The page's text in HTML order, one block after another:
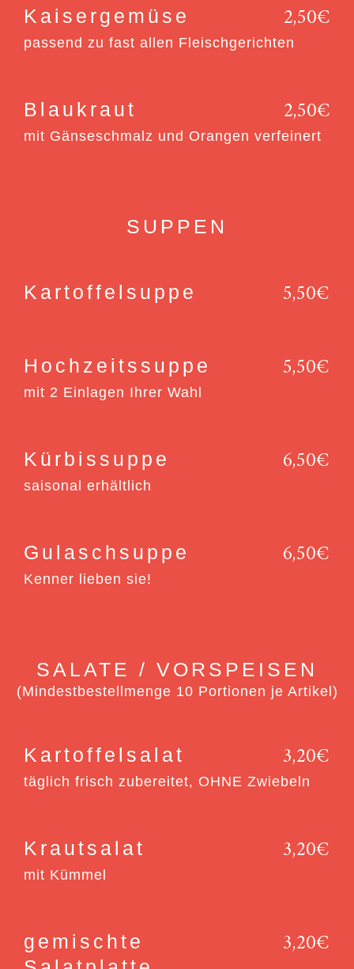
Kaisergemüse 2,50€
passend zu fast allen Fleischgerichten
Blaukraut 2,50€
mit Gänseschmalz und Orangen verfeinert
SUPPEN
Kartoffelsuppe 5,50€
Hochzeitssuppe 5,50€
mit 2 Einlagen Ihrer Wahl
Kürbissuppe 6,50€
saisonal erhältlich
Gulaschsuppe 6,50€
Kenner lieben sie!
SALATE / VORSPEISEN
(Mindestbestellmenge 10 Portionen je Artikel)
Kartoffelsalat 3,20€
täglich frisch zubereitet, OHNE Zwiebeln
Krautsalat 3,20€
mit Kümmel
gemischte
3,20€